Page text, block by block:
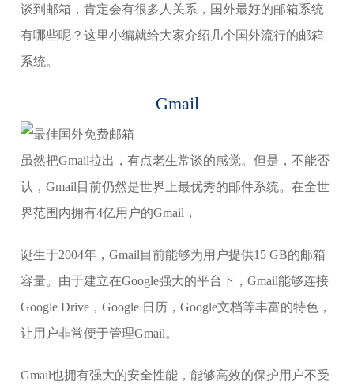
谈到邮箱，肯定会有很多人关系，国外最好的邮箱系统
有哪些呢？这里小编就给大家介绍几个国外流行的邮箱
系统。
Gmail
虽然把Gmail拉出，有点老生常谈的感觉。但是，不能否
认，Gmail目前仍然是世界上最优秀的邮件系统。在全世
界范围内拥有4亿用户的Gmail，
诞生于2004年，Gmail目前能够为用户提供15 GB的邮箱
容量。由于建立在Google强大的平台下，Gmail能够连接
Google Drive，Google 日历，Google文档等丰富的特色，
让用户非常便于管理Gmail。
Gmail也拥有强大的安全性能，能够高效的保护用户不受